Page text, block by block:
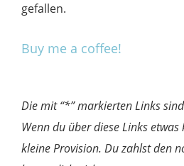
gefallen.
Buy me a coffee!
Die mit “*” markierten Links
Wenn du über diese Links
kleine Provision. Du zahlst den